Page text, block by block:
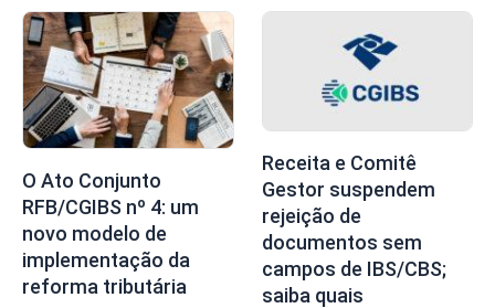
O Ato Conjunto
RFB/CGIBS nº 4: um
novo modelo de
implementação da
reforma tributária
Receita e Comitê
Gestor suspendem
rejeição de
documentos sem
campos de IBS/CBS;
saiba quais